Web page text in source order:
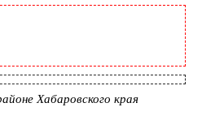
Хабаровского края